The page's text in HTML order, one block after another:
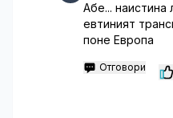
Абе... наистина
евтиният
поне Европа
Отговори